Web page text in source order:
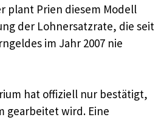
plant Prien diesem Modell
der Lohnersatzrate, die seit
im Jahr 2007 nie
hat offiziell nur bestätigt,
gearbeitet wird. Eine